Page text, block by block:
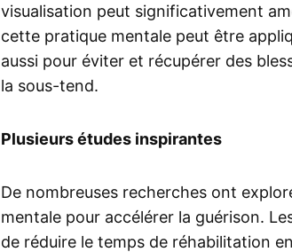
visualisation peut significativement
cette pratique mentale peut être
aussi pour éviter et récupérer des
la sous-tend.
Plusieurs études inspirantes
De nombreuses recherches ont
mentale pour accélérer la guérison.
de réduire le temps de réhabilitation